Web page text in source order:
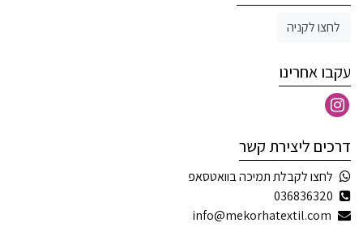
לחצו לקניה
עקבו אחרינו
דרכים ליצירת קשר
לחצו לקבלת תמיכה בוואטסאפ
036836320
info@mekorhatextil.com